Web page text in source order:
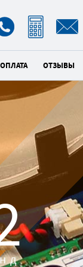
ОПЛАТА ОТЗЫВЫ